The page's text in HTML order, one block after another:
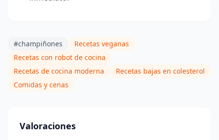
#champiñones
Recetas veganas
Recetas con robot de cocina
Recetas de cocina moderna
Recetas bajas en colesterol
Comidas y cenas
Valoraciones